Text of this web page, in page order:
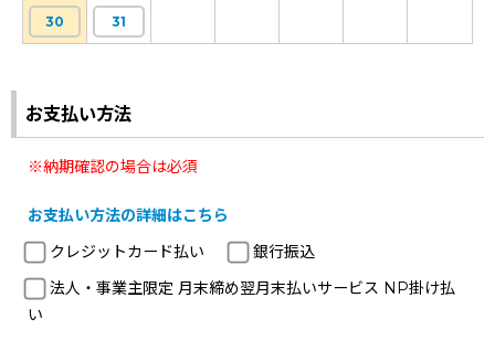
30 31
お支払い方法
※納期確認の場合は必須
お支払い方法の詳細はこちら
クレジットカード払い
銀行振込
法人・事業主限定 月末締め翌月末払いサービス NP掛け払
い